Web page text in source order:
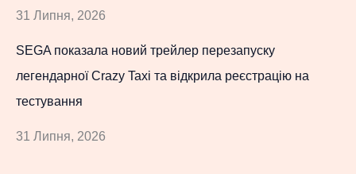
31 Липня, 2026
SEGA показала новий трейлер перезапуску
легендарної Crazy Taxi та відкрила реєстрацію на
тестування
31 Липня, 2026